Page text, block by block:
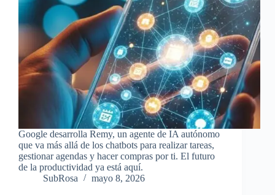
Google desarrolla Remy, un agente de IA autónomo
que va más allá de los chatbots para realizar tareas,
gestionar agendas y hacer compras por ti. El futuro
de la productividad ya está aquí.
SubRosa
mayo 8, 2026